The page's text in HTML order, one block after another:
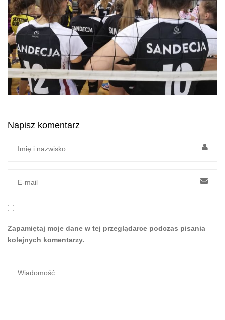
Napisz komentarz
Zapamiętaj moje dane w tej przeglądarce podczas pisania
kolejnych komentarzy.